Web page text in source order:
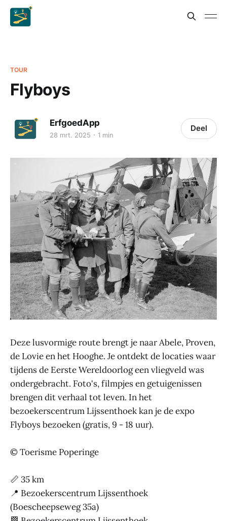
TOUR
Flyboys
ErfgoedApp
28 mrt. 2025 1 min
Deel
Deze lusvormige route brengt je naar Abele, Proven,
de Lovie en het Hooghe. Je ontdekt de locaties waar
tijdens de Eerste Wereldoorlog een vliegveld was
ondergebracht. Foto's, filmpjes en getuigenissen
brengen dit verhaal tot leven. In het
bezoekerscentrum Lijssenthoek kan je de expo
Flyboys bezoeken (gratis, 9 - 18 uur).
© Toerisme Poperinge
📏 35 km
📍 Bezoekerscentrum Lijssenthoek
(Boescheepseweg 35a)